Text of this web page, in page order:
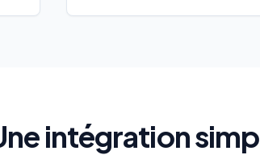
intégration